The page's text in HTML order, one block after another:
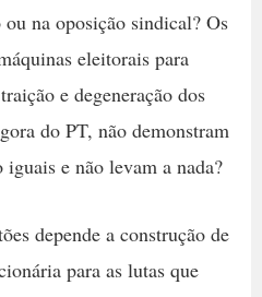
na oposição sindical? Os
eleitorais para
e degeneração dos
do PT, não demonstram
e não levam a nada?
depende a construção de
para as lutas que